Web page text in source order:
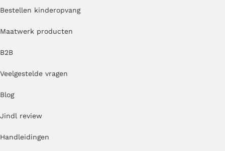
Bestellen kinderopvang
Maatwerk producten
B2B
Veelgestelde vragen
Blog
Jindl review
Handleidingen